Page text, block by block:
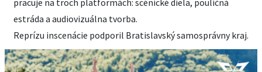
estráda a audiovizuálna tvorba.
Reprízu inscenácie podporil Bratislavský samosprávny kraj.